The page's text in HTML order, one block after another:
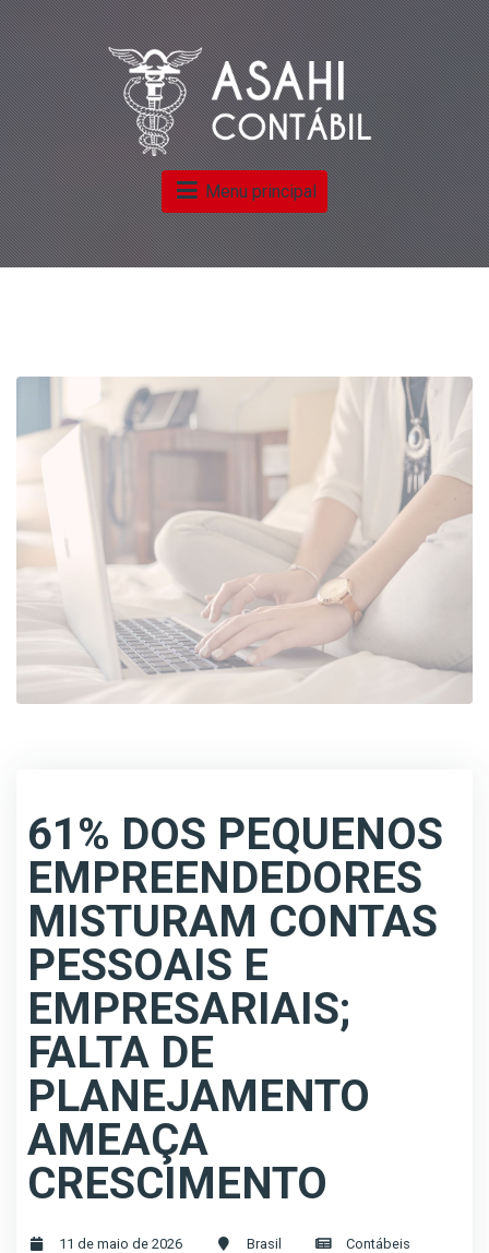
Menu principal
61% DOS PEQUENOS
EMPREENDEDORES
MISTURAM CONTAS
PESSOAIS E
EMPRESARIAIS;
FALTA DE
PLANEJAMENTO
AMEAÇA
CRESCIMENTO
11 de maio de 2026 Brasil Contábeis